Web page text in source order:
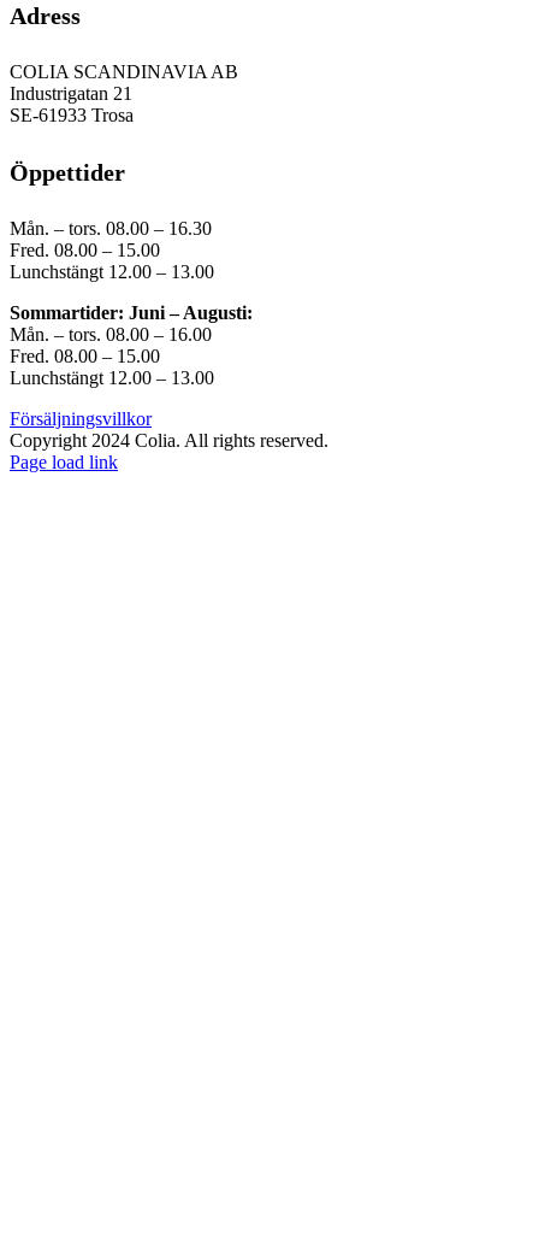
Adress
COLIA SCANDINAVIA AB
Industrigatan 21
SE-61933 Trosa
Öppettider
Mån. – tors. 08.00 – 16.30
Fred. 08.00 – 15.00
Lunchstängt 12.00 – 13.00
Sommartider: Juni – Augusti:
Mån. – tors. 08.00 – 16.00
Fred. 08.00 – 15.00
Lunchstängt 12.00 – 13.00
Försäljningsvillkor
Copyright 2024 Colia. All rights reserved.
Page load link